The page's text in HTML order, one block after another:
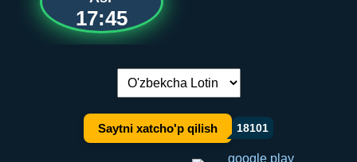
17:45
Tilni almashtirish:
Saytni xatcho'p qilish 18101